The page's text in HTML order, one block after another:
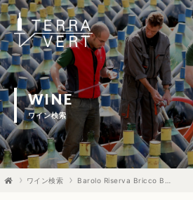
WINE
ワイン検索
ワイン検索